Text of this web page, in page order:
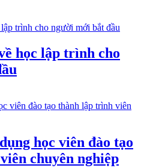
học lập trình cho
học viên đào tạo
chuyên nghiệp